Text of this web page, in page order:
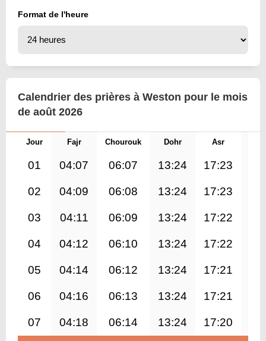
Format de l'heure
Calendrier des prières à Weston pour le mois
de août 2026
Jour Fajr Chourouk Dohr Asr
01 04:07 06:07 13:24 17:23
02 04:09 06:08 13:24 17:23
03 04:11 06:09 13:24 17:22
04 04:12 06:10 13:24 17:22
05 04:14 06:12 13:24 17:21
06 04:16 06:13 13:24 17:21
07 04:18 06:14 13:24 17:20